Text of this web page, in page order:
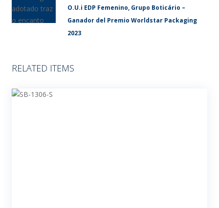
O.U.i EDP Femenino, Grupo Boticário –
Ganador del Premio Worldstar Packaging
2023
RELATED ITEMS